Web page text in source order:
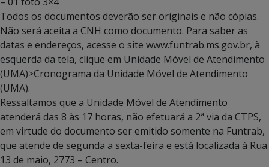
Todos os documentos deverão ser originais e não cópias.
Não será aceita a CNH como documento. Para saber as
datas e endereços, acesse o site www.funtrab.ms.gov.br, à
esquerda da tela, clique em Unidade Móvel de Atendimento
(UMA)>Cronograma da Unidade Móvel de Atendimento
(UMA).
Ressaltamos que a Unidade Móvel de Atendimento
atenderá das 8 às 17 horas, não efetuará a 2ª via da CTPS,
em virtude do documento ser emitido somente na Funtrab,
que atende de segunda a sexta-feira e está localizada à Rua
13 de maio, 2773 – Centro.